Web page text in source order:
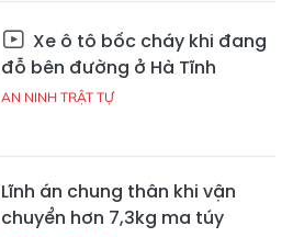
Xe ô tô bốc cháy khi đang
đỗ bên đường ở Hà Tĩnh
AN NINH TRẬT TỰ
Lĩnh án chung thân khi vận
chuyển hơn 7,3kg ma túy